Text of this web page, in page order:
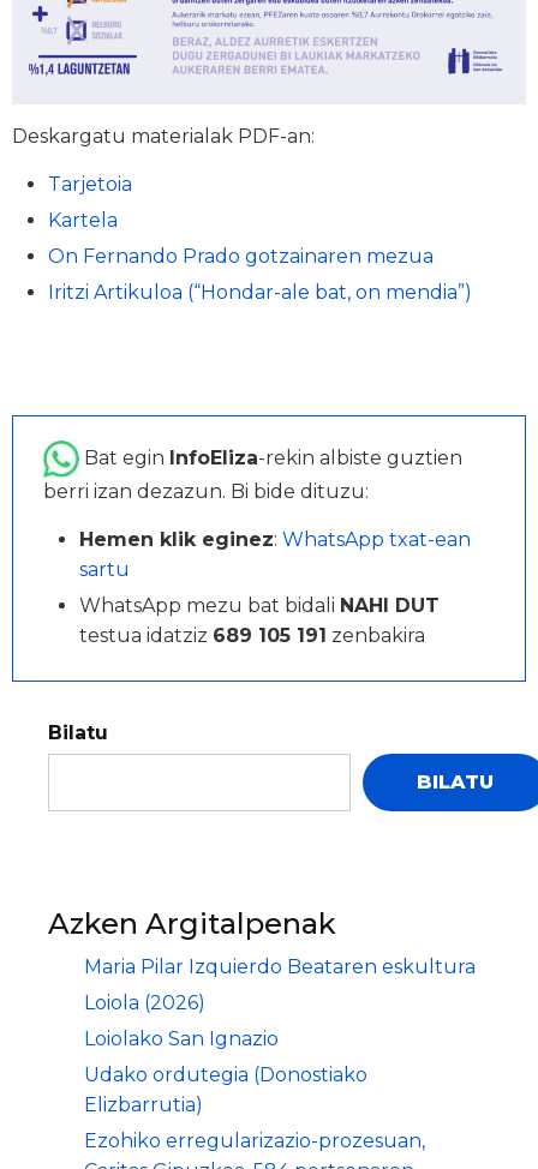
Deskargatu materialak PDF-an:
Tarjetoia
Kartela
On Fernando Prado gotzainaren mezua
Iritzi Artikuloa (“Hondar-ale bat, on mendia”)
Bat egin InfoEliza-rekin albiste guztien
berri izan dezazun. Bi bide dituzu:
Hemen klik eginez: WhatsApp txat-ean
sartu
WhatsApp mezu bat bidali NAHI DUT
testua idatziz 689 105 191 zenbakira
Bilatu
BILATU
Azken Argitalpenak
Maria Pilar Izquierdo Beataren eskultura
Loiola (2026)
Loiolako San Ignazio
Udako ordutegia (Donostiako
Elizbarrutia)
Ezohiko erregularizazio-prozesuan,